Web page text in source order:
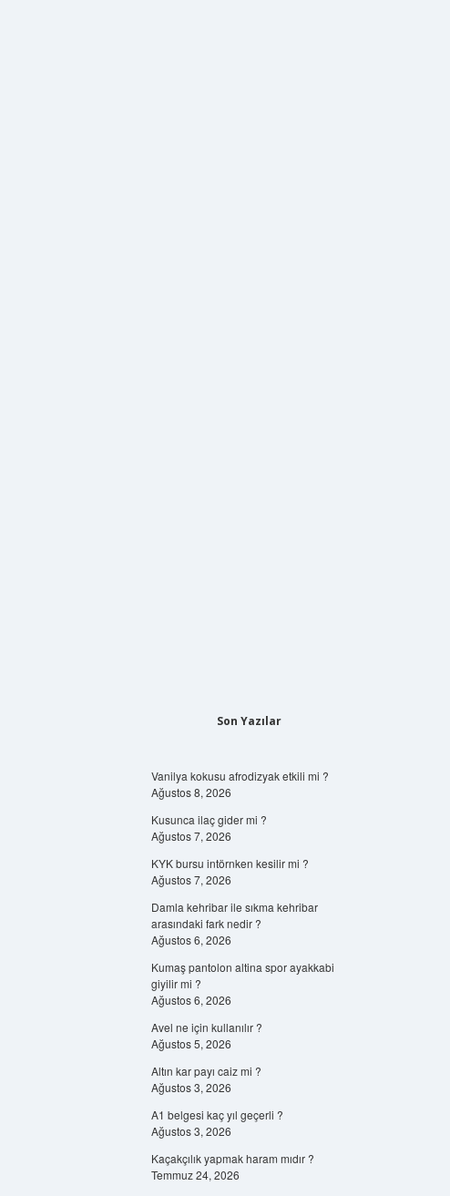
Son Yazılar
Vanilya kokusu afrodizyak etkili mi ?
Ağustos 8, 2026
Kusunca ilaç gider mi ?
Ağustos 7, 2026
KYK bursu intörnken kesilir mi ?
Ağustos 7, 2026
Damla kehribar ile sıkma kehribar
arasındaki fark nedir ?
Ağustos 6, 2026
Kumaş pantolon altina spor ayakkabi
giyilir mi ?
Ağustos 6, 2026
Avel ne için kullanılır ?
Ağustos 5, 2026
Altın kar payı caiz mi ?
Ağustos 3, 2026
A1 belgesi kaç yıl geçerli ?
Ağustos 3, 2026
Kaçakçılık yapmak haram mıdır ?
Temmuz 24, 2026